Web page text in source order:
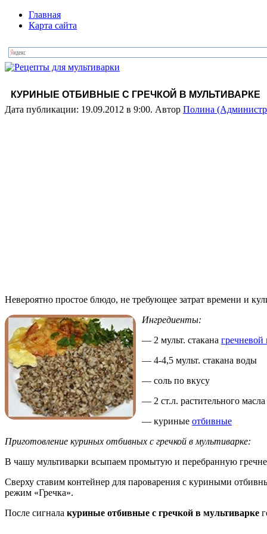
Главная
Карта сайта
КУРИНЫЕ ОТБИВНЫЕ С ГРЕЧКОЙ В МУЛЬТИВАРКЕ
Дата публикации: 19.09.2012 в 9:00. Автор Полина
Невероятно простое блюдо, не требующее затрат времени и
Ингредиенты:
— 2 мульт. стакана
— 4-4,5 мульт. стакана воды
— соль по вкусу
— 2 ст.л. растительного масла
— куриные отбивные
Приготовление куриных отбивных с гречкой в мультиварке:
В чашу мультиварки всыпаем промытую и перебранную
Сверху ставим контейнер для пароварения с куриными
режим «Гречка».
После сигнала куриные отбивные с гречкой в мультиварке